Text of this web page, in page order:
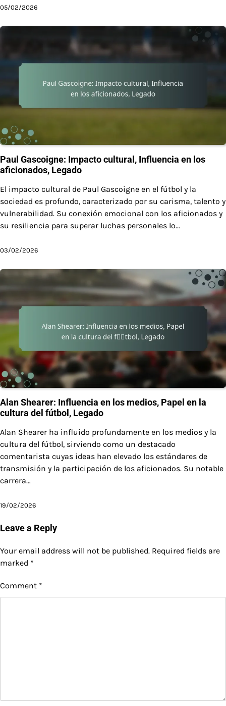
05/02/2026
Paul Gascoigne: Impacto cultural, Influencia en los
aficionados, Legado
El impacto cultural de Paul Gascoigne en el fútbol y la
sociedad es profundo, caracterizado por su carisma, talento y
vulnerabilidad. Su conexión emocional con los aficionados y
su resiliencia para superar luchas personales lo…
03/02/2026
Alan Shearer: Influencia en los medios, Papel en la
cultura del fútbol, Legado
Alan Shearer ha influido profundamente en los medios y la
cultura del fútbol, sirviendo como un destacado
comentarista cuyas ideas han elevado los estándares de
transmisión y la participación de los aficionados. Su notable
carrera…
19/02/2026
Leave a Reply
Your email address will not be published. Required fields are
marked *
Comment *